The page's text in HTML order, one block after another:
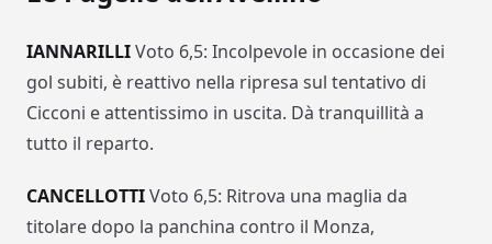
IANNARILLIVoto 6,5: Incolpevole in occasione dei
gol subiti, è reattivo nella ripresa sul tentativo di
Cicconi e attentissimo in uscita. Dà tranquillità a
tutto il reparto.
CANCELLOTTIVoto 6,5: Ritrova una maglia da
titolare dopo la panchina contro il Monza,